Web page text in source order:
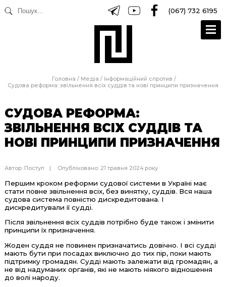
(067) 732 6195
Головна / Медіа / Інформаційний спротив /
Судова реформа: звільнення всіх суддів та нові принципи призначення
СУДОВА РЕФОРМА:
ЗВІЛЬНЕННЯ ВСІХ СУДДІВ ТА
НОВІ ПРИНЦИПИ ПРИЗНАЧЕННЯ
Автор: Поступ Опубліковано: 21 травня 2024 року
Першим кроком реформи судової системи в Україні має
стати повне звільнення всіх, без винятку, суддів. Вся наша
судова система повністю дискредитована. І
дискредитували її судді.
Після звільнення всіх суддів потрібно буде також і змінити
принципи їх призначення.
Жоден суддя не повинен призначатись довічно. І всі судді
мають бути при посадах виключно до тих пір, поки мають
підтримку громадян. Судді мають залежати від громадян, а
не від надуманих органів, які не мають ніякого відношення
до волі народу.